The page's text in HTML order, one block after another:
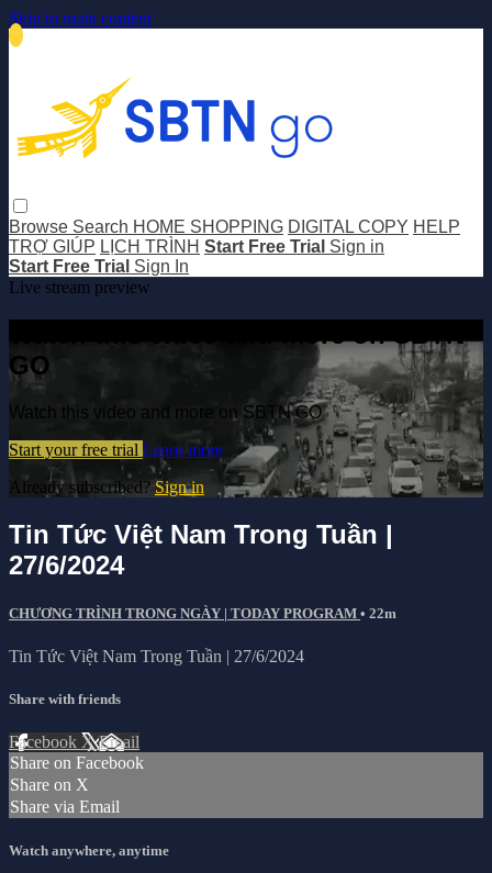
Skip to main content
Browse Search HOME SHOPPING DIGITAL COPY HELP
TRỢ GIÚP LỊCH TRÌNH Start Free Trial Sign in
Start Free Trial Sign In
Live stream preview
Watch this video and more on SBTN
GO
Watch this video and more on SBTN GO
Start your free trial Learn more
Already subscribed? Sign in
Tin Tức Việt Nam Trong Tuần |
27/6/2024
CHƯƠNG TRÌNH TRONG NGÀY | TODAY PROGRAM • 22m
Tin Tức Việt Nam Trong Tuần | 27/6/2024
Share with friends
Facebook XEmail
Share on Facebook
Share on X
Share via Email
Watch anywhere, anytime